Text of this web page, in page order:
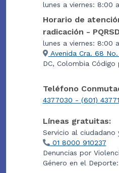
lunes a viernes: 8:00
Horario de
radicación -
lunes a viernes: 8:00
Avenida Cra. 68
DC, Colombia Código
Teléfono
4377030 - (601)
Líneas gratuitas:
Servicio al ciudadano
01 8000 910237
Denuncias por
Género en el Deporte: